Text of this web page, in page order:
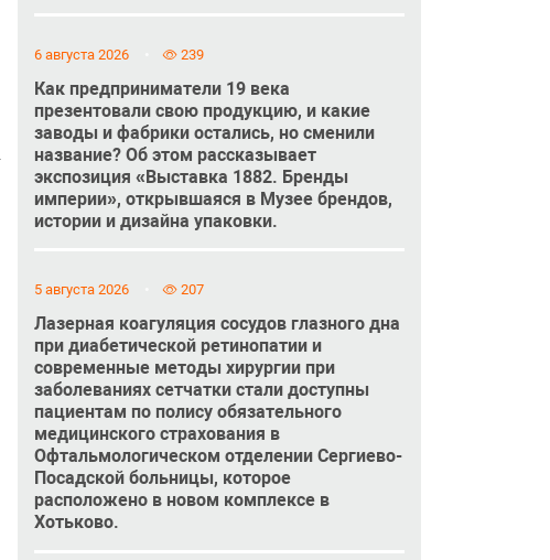
6 августа 2026 239
Как предприниматели 19 века
презентовали свою продукцию, и какие
заводы и фабрики остались, но сменили
название? Об этом рассказывает
экспозиция «Выставка 1882. Бренды
империи», открывшаяся в Музее брендов,
истории и дизайна упаковки.
5 августа 2026 207
Лазерная коагуляция сосудов глазного дна
при диабетической ретинопатии и
современные методы хирургии при
заболеваниях сетчатки стали доступны
пациентам по полису обязательного
медицинского страхования в
Офтальмологическом отделении Сергиево-
Посадской больницы, которое
расположено в новом комплексе в
Хотьково.